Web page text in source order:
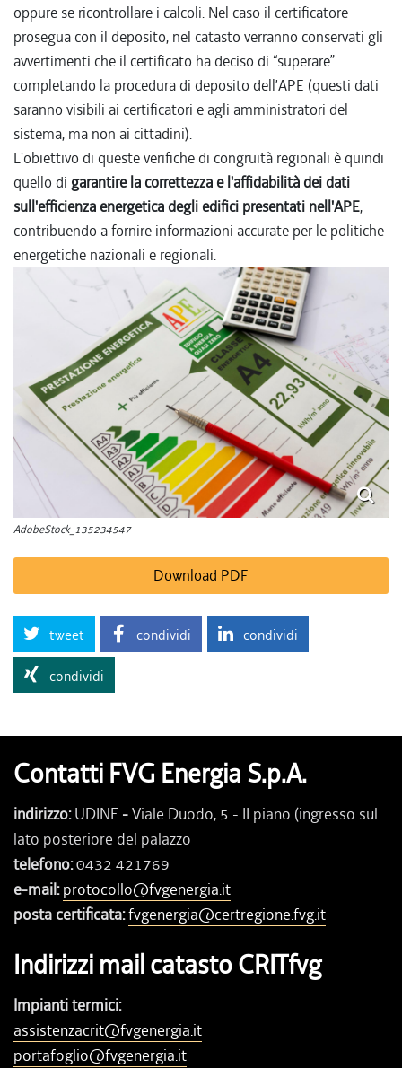
oppure se ricontrollare i calcoli. Nel caso il certificatore
prosegua con il deposito, nel catasto verranno conservati gli
avvertimenti che il certificato ha deciso di “superare”
completando la procedura di deposito dell’APE (questi dati
saranno visibili ai certificatori e agli amministratori del
sistema, ma non ai cittadini).
L'obiettivo di queste verifiche di congruità regionali è quindi
quello di garantire la correttezza e l'affidabilità dei dati
sull'efficienza energetica degli edifici presentati nell'APE,
contribuendo a fornire informazioni accurate per le politiche
energetiche nazionali e regionali.
AdobeStock_135234547
Download PDF
tweet condividi condividi
condividi
Contatti FVG Energia S.p.A.
indirizzo:UDINE -Viale Duodo, 5 - II piano (ingresso sul
lato posteriore del palazzo
telefono:0432 421769
e-mail:protocollo@fvgenergia.it
posta certificata:fvgenergia@certregione.fvg.it
Indirizzi mail catasto CRITfvg
Impianti termici:
assistenzacrit@fvgenergia.it
portafoglio@fvgenergia.it